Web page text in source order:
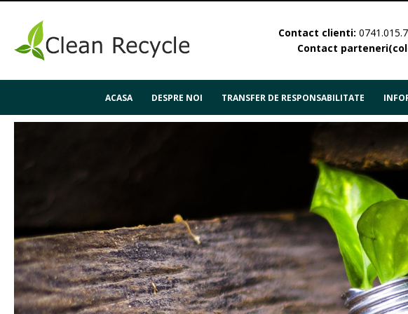
Contact clienti:
Contact
ACASA DESPRE NOI TRANSFER DE RESPONSABILITATE